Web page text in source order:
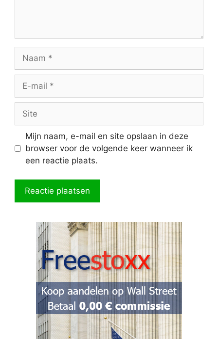
Naam
Site
Mijn naam, e-mail en site opslaan in deze
browser voor de volgende keer wanneer ik
een reactie plaats.